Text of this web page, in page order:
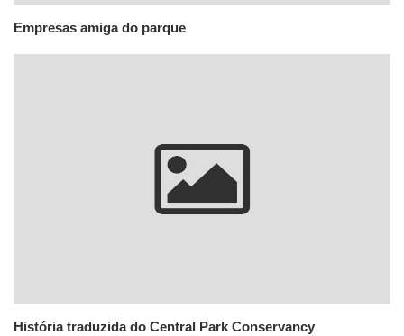
Empresas amiga do parque
História traduzida do Central Park Conservancy